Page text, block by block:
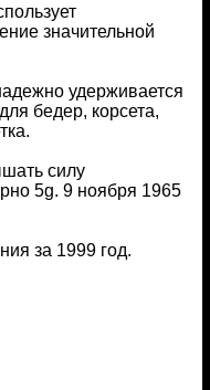
значительной
удерживается
бедер, корсета,
силу
5g. 9 ноября 1965
за 1999 год.